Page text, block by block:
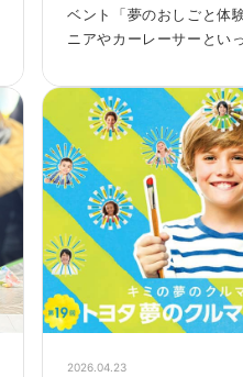
ベント「夢のおしごと体
ニアやカーレーサーとい
パティシエなど多彩な職
２日間で6,000名を超え
しました。当日は天候に
皆さんは心地よい春の風
びりと会場内を散歩する
楽しんでいました。
そのワークショップの一
キッズモビリティプログ
した。
2026.04.23